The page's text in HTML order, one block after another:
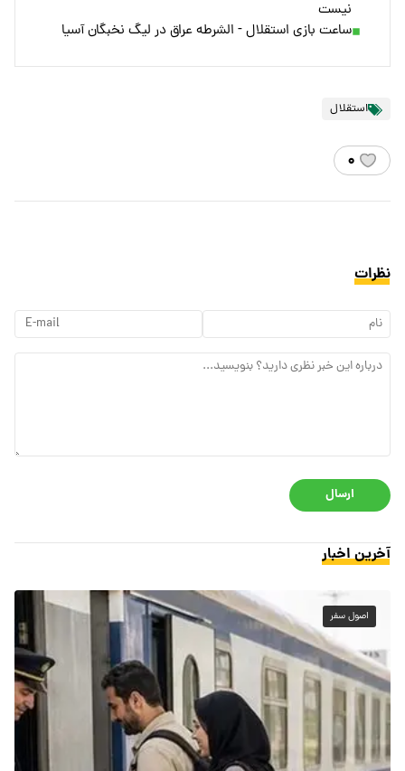
نیست
ساعت بازی استقلال - الشرطه عراق در لیگ نخبگان آسیا
استقلال
۰
نظرات
ارسال
آخرین اخبار
اصول سفر